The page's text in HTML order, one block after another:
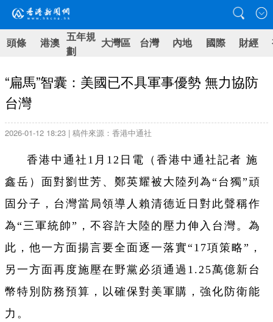
頭條 港澳 五年規
劃
大灣區 台灣 內地 國際 財經
“扁馬”智囊：美國已不具軍事優勢 無力協防
台灣
2026-01-12 18:23 | 稿件來源：香港中通社
香港中通社1月12日電（ 香港中通社記者 施
鑫岳 ） 面對劉世芳、鄭英耀被大陸列為“台獨”頑
固分子，台灣當局領導人賴清德近日對此聲稱作
為“三軍統帥”，不容許大陸的壓力伸入台灣。為
此，他一方面揚言要全面逐一落實“17項策略”，
另一方面再度施壓在野黨必須通過1.25萬億新台
幣特別防務預算，以確保對美軍購，強化防衛能
力。